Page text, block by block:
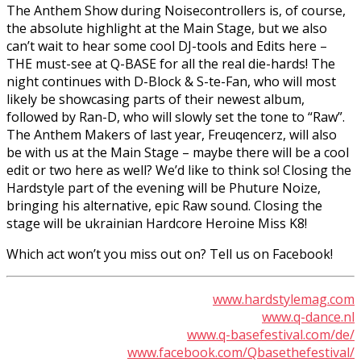
The Anthem Show during Noisecontrollers is, of course,
the absolute highlight at the Main Stage, but we also
can’t wait to hear some cool DJ-tools and Edits here –
THE must-see at Q-BASE for all the real die-hards! The
night continues with D-Block & S-te-Fan, who will most
likely be showcasing parts of their newest album,
followed by Ran-D, who will slowly set the tone to “Raw”.
The Anthem Makers of last year, Freuqencerz, will also
be with us at the Main Stage – maybe there will be a cool
edit or two here as well? We’d like to think so! Closing the
Hardstyle part of the evening will be Phuture Noize,
bringing his alternative, epic Raw sound. Closing the
stage will be ukrainian Hardcore Heroine Miss K8!
Which act won’t you miss out on? Tell us on Facebook!
www.hardstylemag.com
www.q-dance.nl
www.q-basefestival.com/de/
www.facebook.com/Qbasethefestival/